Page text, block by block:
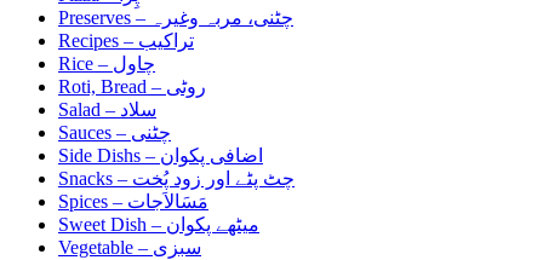
Preserves –
چٹنی، مربہ وغیرہ
Recipes – تراکیب
Rice – چاول
Roti, Bread – روٹی
Salad – سلاد
Sauces – چٹنی
Side Dishs – اضافی پکوان
Snacks – چٹ پٹے اور زود پُخت
Spices – مَسَالاَجات
Sweet Dish – میٹھے پکوان
Vegetable – سبزی